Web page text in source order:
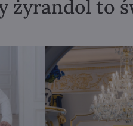
żyrandol to